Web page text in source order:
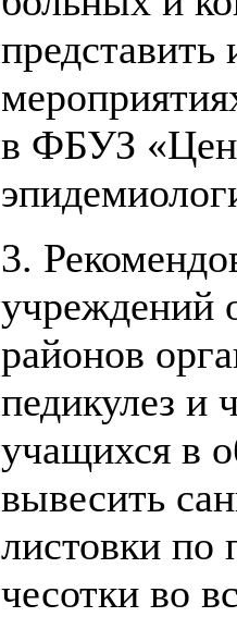
в ФБУЗ
3.
учреждений
районов
педикулез и
учащихся в
вывесить
листовки по
чесотки во